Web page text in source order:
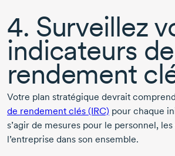
4. Surveillez
indicateurs de
rendement
Votre plan stratégique devrait
de rendement clés (IRC) pour chaque
s’agir de mesures pour le personnel,
l’entreprise dans son ensemble.